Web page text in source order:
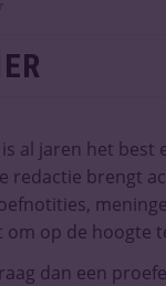
al jaren het best
redactie brengt
op de hoogte
dan een